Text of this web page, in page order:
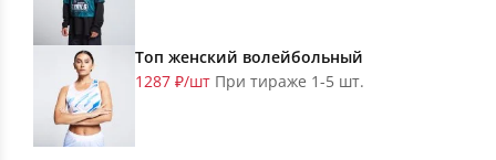
Топ женский волейбольный
1287 ₽/шт При тираже 1-5 шт.